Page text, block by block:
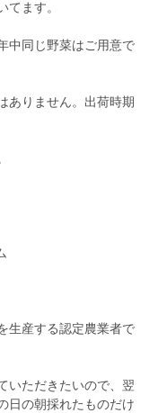
ます。
中同じ野菜はご用意で
ありません。出荷時期
生産する認定農業者で
いただきたいので、翌
日の朝採れたものだけ